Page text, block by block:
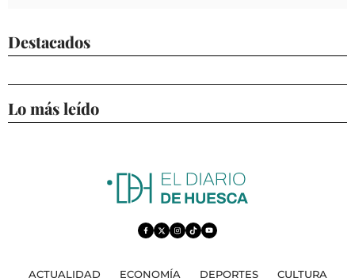
Destacados
Lo más leído
ACTUALIDAD ECONOMÍA DEPORTES CULTURA